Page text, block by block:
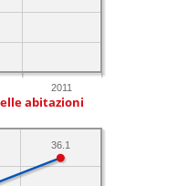
2011
abitazioni
36.1